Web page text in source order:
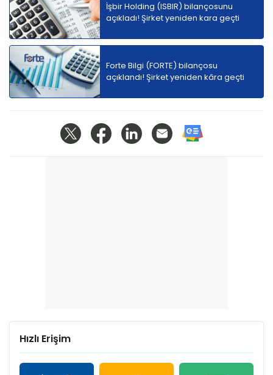
İşbir Holding (ISBIR) bilançosunu
açıkladı! Şirket yeniden kara geçti
Forte Bilgi (FORTE) bilançosu
açıklandı! Şirket yeniden kâra geçti
Hızlı Erişim